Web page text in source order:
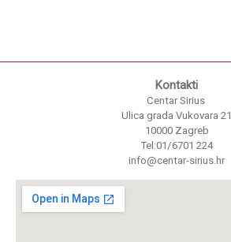
Kontakti
Centar Sirius
Ulica grada Vukovara 21
10000 Zagreb
Tel:01/6701 224
info@centar-sirius.hr